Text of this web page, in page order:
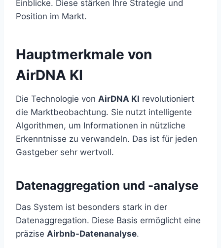
Einblicke. Diese stärken Ihre Strategie und
Position im Markt.
Hauptmerkmale von
AirDNA KI
Die Technologie von AirDNA KI revolutioniert
die Marktbeobachtung. Sie nutzt intelligente
Algorithmen, um Informationen in nützliche
Erkenntnisse zu verwandeln. Das ist für jeden
Gastgeber sehr wertvoll.
Datenaggregation und -analyse
Das System ist besonders stark in der
Datenaggregation. Diese Basis ermöglicht eine
präzise Airbnb-Datenanalyse.